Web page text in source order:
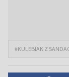
#KULEBIAK Z